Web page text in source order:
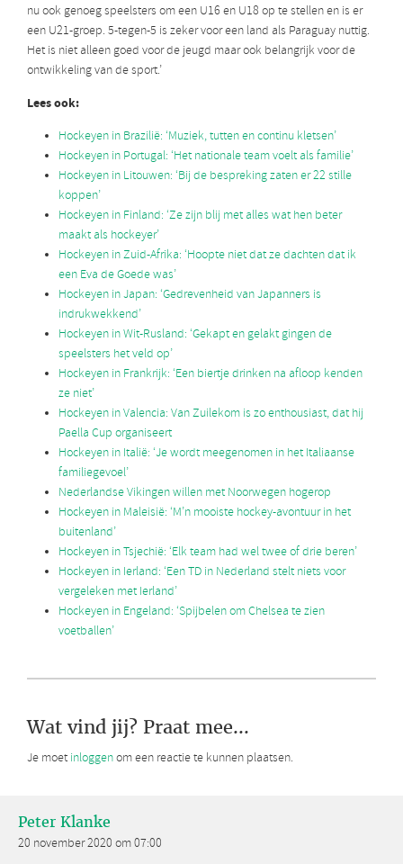
nu ook genoeg speelsters om een U16 en U18 op te stellen en is er
een U21-groep. 5-tegen-5 is zeker voor een land als Paraguay nuttig.
Het is niet alleen goed voor de jeugd maar ook belangrijk voor de
ontwikkeling van de sport.’
Lees ook:
Hockeyen in Brazilië: ‘Muziek, tutten en continu kletsen’
Hockeyen in Portugal: ‘Het nationale team voelt als familie’
Hockeyen in Litouwen: ‘Bij de bespreking zaten er 22 stille
koppen’
Hockeyen in Finland: ‘Ze zijn blij met alles wat hen beter
maakt als hockeyer’
Hockeyen in Zuid-Afrika: ‘Hoopte niet dat ze dachten dat ik
een Eva de Goede was’
Hockeyen in Japan: ‘Gedrevenheid van Japanners is
indrukwekkend’
Hockeyen in Wit-Rusland: ‘Gekapt en gelakt gingen de
speelsters het veld op’
Hockeyen in Frankrijk: ‘Een biertje drinken na afloop kenden
ze niet’
Hockeyen in Valencia: Van Zuilekom is zo enthousiast, dat hij
Paella Cup organiseert
Hockeyen in Italië: ‘Je wordt meegenomen in het Italiaanse
familiegevoel’
Nederlandse Vikingen willen met Noorwegen hogerop
Hockeyen in Maleisië: ‘M’n mooiste hockey-avontuur in het
buitenland’
Hockeyen in Tsjechië: ‘Elk team had wel twee of drie beren’
Hockeyen in Ierland: ‘Een TD in Nederland stelt niets voor
vergeleken met Ierland’
Hockeyen in Engeland: ‘Spijbelen om Chelsea te zien
voetballen’
Wat vind jij? Praat mee...
Je moet inloggenom een reactie te kunnen plaatsen.
Peter Klanke
20 november 2020 om 07:00